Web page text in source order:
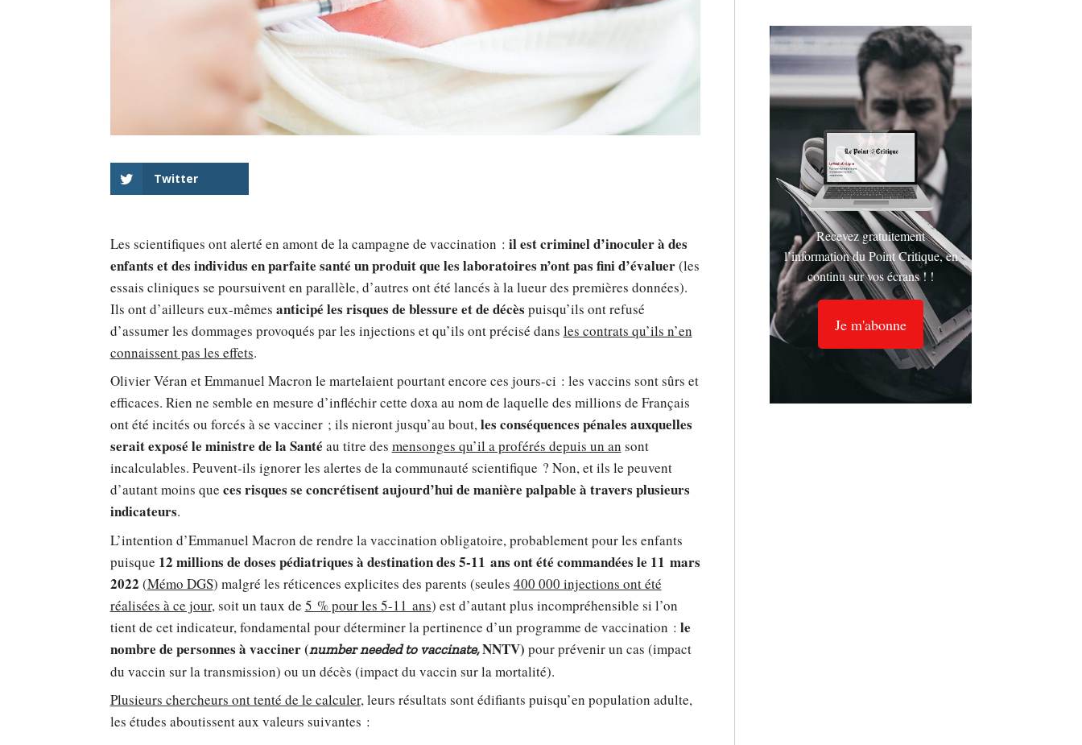
Twitter
Les scientifiques ont alerté en amont de la campagne de vaccination : il est criminel d’inoculer à des
enfants et des individus en parfaite santé un produit que les laboratoires n’ont pas fini d’évaluer(les
essais cliniques se poursuivent en parallèle, d’autres ont été lancés à la lueur des premières données).
Ils ont d’ailleurs eux-mêmes anticipé les risques de blessure et de décès puisqu’ils ont refusé
d’assumer les dommages provoqués par les injections et qu’ils ont précisé dans les contrats qu’ils n’en
connaissent pas les effets.
Olivier Véran et Emmanuel Macron le martelaient pourtant encore ces jours-ci : les vaccins sont sûrs et
efficaces. Rien ne semble en mesure d’infléchir cette doxa au nom de laquelle des millions de Français
ont été incités ou forcés à se vacciner ; ils nieront jusqu’au bout,les conséquences pénales auxquelles
serait exposé le ministre de la Santé au titre des mensonges qu’il a proférés depuis un an sont
incalculables. Peuvent-ils ignorer les alertes de la communauté scientifique ? Non, et ils le peuvent
d’autant moins que ces risques se concrétisent aujourd’hui de manière palpable à travers plusieurs
indicateurs.
L’intention d’Emmanuel Macron de rendre la vaccination obligatoire, probablement pour les enfants
puisque 12 millions de doses pédiatriques à destination des 5-11 ans ont été commandées le 11 mars
2022 (Mémo DGS) malgré les réticences explicites des parents (seules 400 000 injections ont été
réalisées à ce jour, soit un taux de 5 % pour les 5-11 ans) est d’autant plus incompréhensible si l’on
tient de cet indicateur, fondamental pour déterminer la pertinence d’un programme de vaccination : le
nombre de personnes à vacciner (number needed to vaccinate,NNTV) pour prévenir un cas (impact
du vaccin sur la transmission) ou un décès (impact du vaccin sur la mortalité).
Plusieurs chercheurs ont tenté de le calculer, leurs résultats sont édifiants puisqu’en population adulte,
les études aboutissent aux valeurs suivantes :
Recevez gratuitement
l’information du Point Critique, en
continu sur vos écrans ! !
Je m'abonne